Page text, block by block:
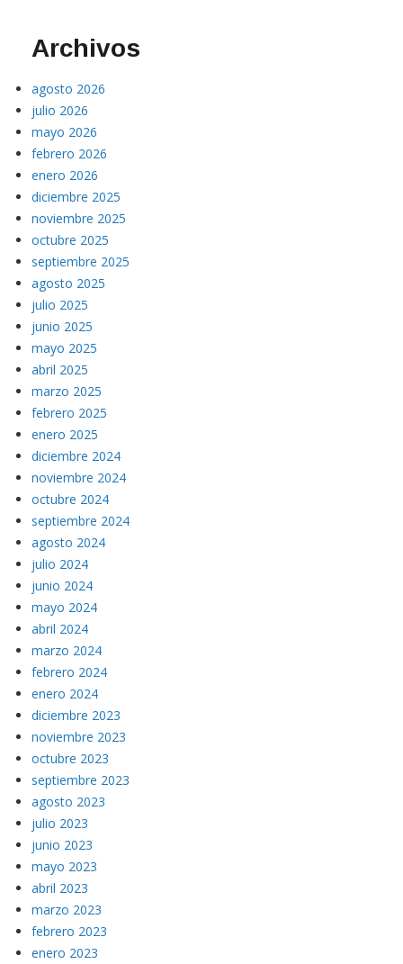
Archivos
agosto 2026
julio 2026
mayo 2026
febrero 2026
enero 2026
diciembre 2025
noviembre 2025
octubre 2025
septiembre 2025
agosto 2025
julio 2025
junio 2025
mayo 2025
abril 2025
marzo 2025
febrero 2025
enero 2025
diciembre 2024
noviembre 2024
octubre 2024
septiembre 2024
agosto 2024
julio 2024
junio 2024
mayo 2024
abril 2024
marzo 2024
febrero 2024
enero 2024
diciembre 2023
noviembre 2023
octubre 2023
septiembre 2023
agosto 2023
julio 2023
junio 2023
mayo 2023
abril 2023
marzo 2023
febrero 2023
enero 2023